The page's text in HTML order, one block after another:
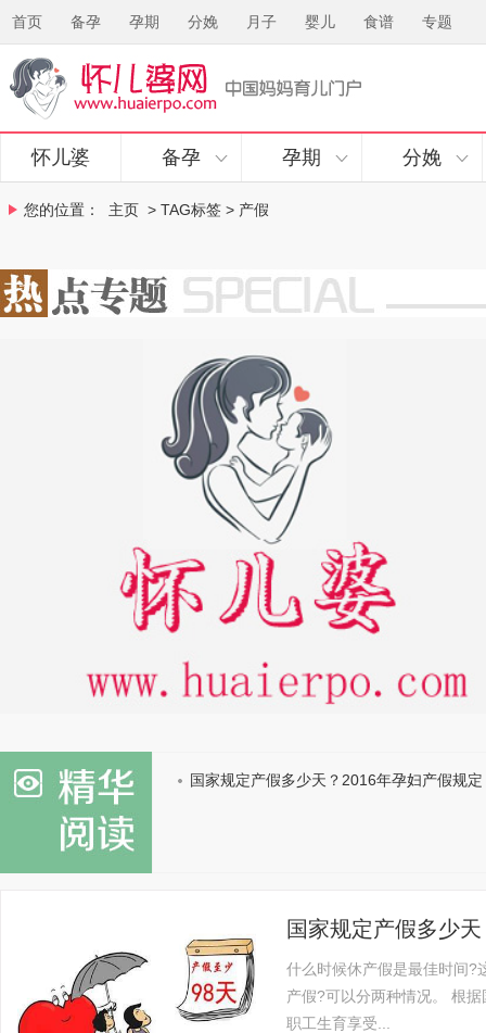
首页 备孕 孕期 分娩 月子 婴儿 食谱 专题
怀儿婆 备孕 孕期 分娩
您的位置： 主页 > TAG标签 > 产假
国家规定产假多少天？2016年孕妇产假规定
国家规定产假多少
什么时候休产假是最佳时间?
产假?可以分两种情况。 根
职工生育享受...